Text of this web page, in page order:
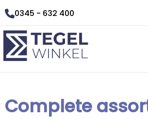
0345 - 632 400
Complete